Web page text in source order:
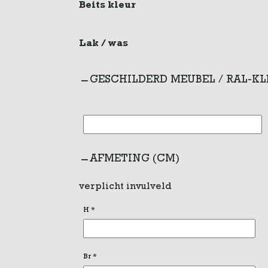
Beits kleur
Lak / was
GESCHILDERD MEUBEL / RAL-
AFMETING (CM)
verplicht invulveld
H*
Br*